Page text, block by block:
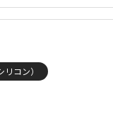
リコン）